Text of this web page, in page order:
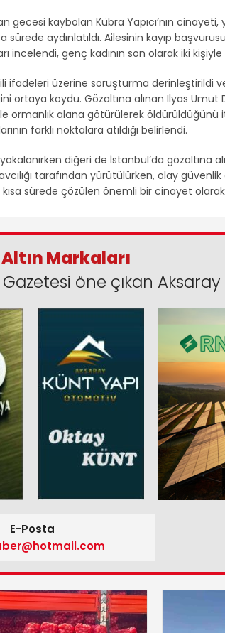
gecesi kaybolan Kübra Yapıcı’nın cinayeti,
sürede aydınlatıldı. Ailesinin kayıp
incelendi, genç kadının son olarak iki
ifadeleri üzerine soruşturma derinleştirildi
ortaya koydu. Gözaltına alınan İlyas Umut
ormanlık alana götürülerek öldürüldüğünü
farklı noktalara atıldığı belirlendi.
diğeri de İstanbul’da gözaltına
tarafından yürütülürken, olay
sürede çözülen önemli bir cinayet
Altın Markaları
öne çıkan Aksaray
E-Posta